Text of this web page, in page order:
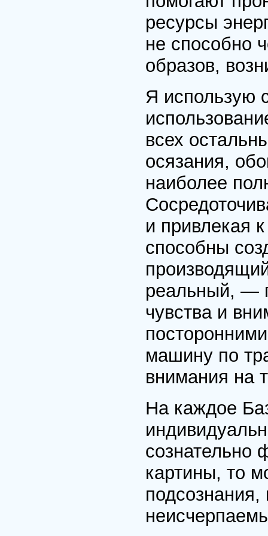
ресурсы
не способно
образов,
Я использую
всех
осязания,
наиболее
и привлекая
способны
реальный, —
чувства и
машину по
внимания на
На каждое
сознательно
картины, то
подсознания,